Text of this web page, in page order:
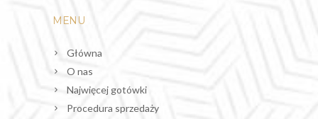
MENU
Główna
O nas
Najwięcej gotówki
Procedura sprzedaży